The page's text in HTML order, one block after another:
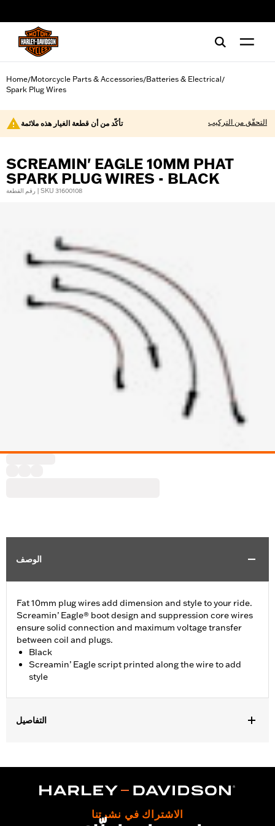
Home/Motorcycle Parts & Accessories/Batteries & Electrical/
Spark Plug Wires
تأكّد من أن قطعة الغيار هذه ملائمة التحقّق من التركيب
SCREAMIN' EAGLE 10MM PHAT
SPARK PLUG WIRES - BLACK
رقم القطعة | SKU 31600108
الوصف
Fat 10mm plug wires add dimension and style to your ride.
Screamin’ Eagle® boot design and suppression core wires
ensure solid connection and maximum voltage transfer
between coil and plugs.
Black
Screamin’ Eagle script printed along the wire to add
style
التفاصيل
FLTRXSTSE and FXTRXL) and Trike models (except '26-later
FLHLT, FLHLTSE and FLTRT).
Installation Instructionsالاشتراك في نشرتنا